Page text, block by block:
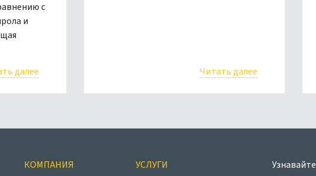
с
и
далее
Читать далее
КОМПАНИЯ УСЛУГИ